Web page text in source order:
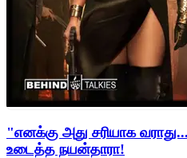
"எனக்கு அது சரியாக
உடைத்த நயன்தாரா!